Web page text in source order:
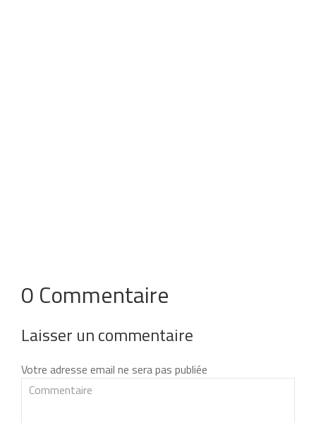
0 Commentaire
Laisser un commentaire
Votre adresse email ne sera pas publiée